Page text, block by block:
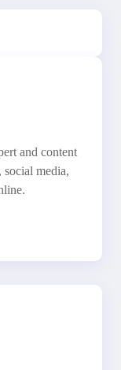
and content
social media,